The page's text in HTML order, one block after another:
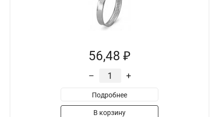
56,48 ₽
– +
Подробнее
В корзину